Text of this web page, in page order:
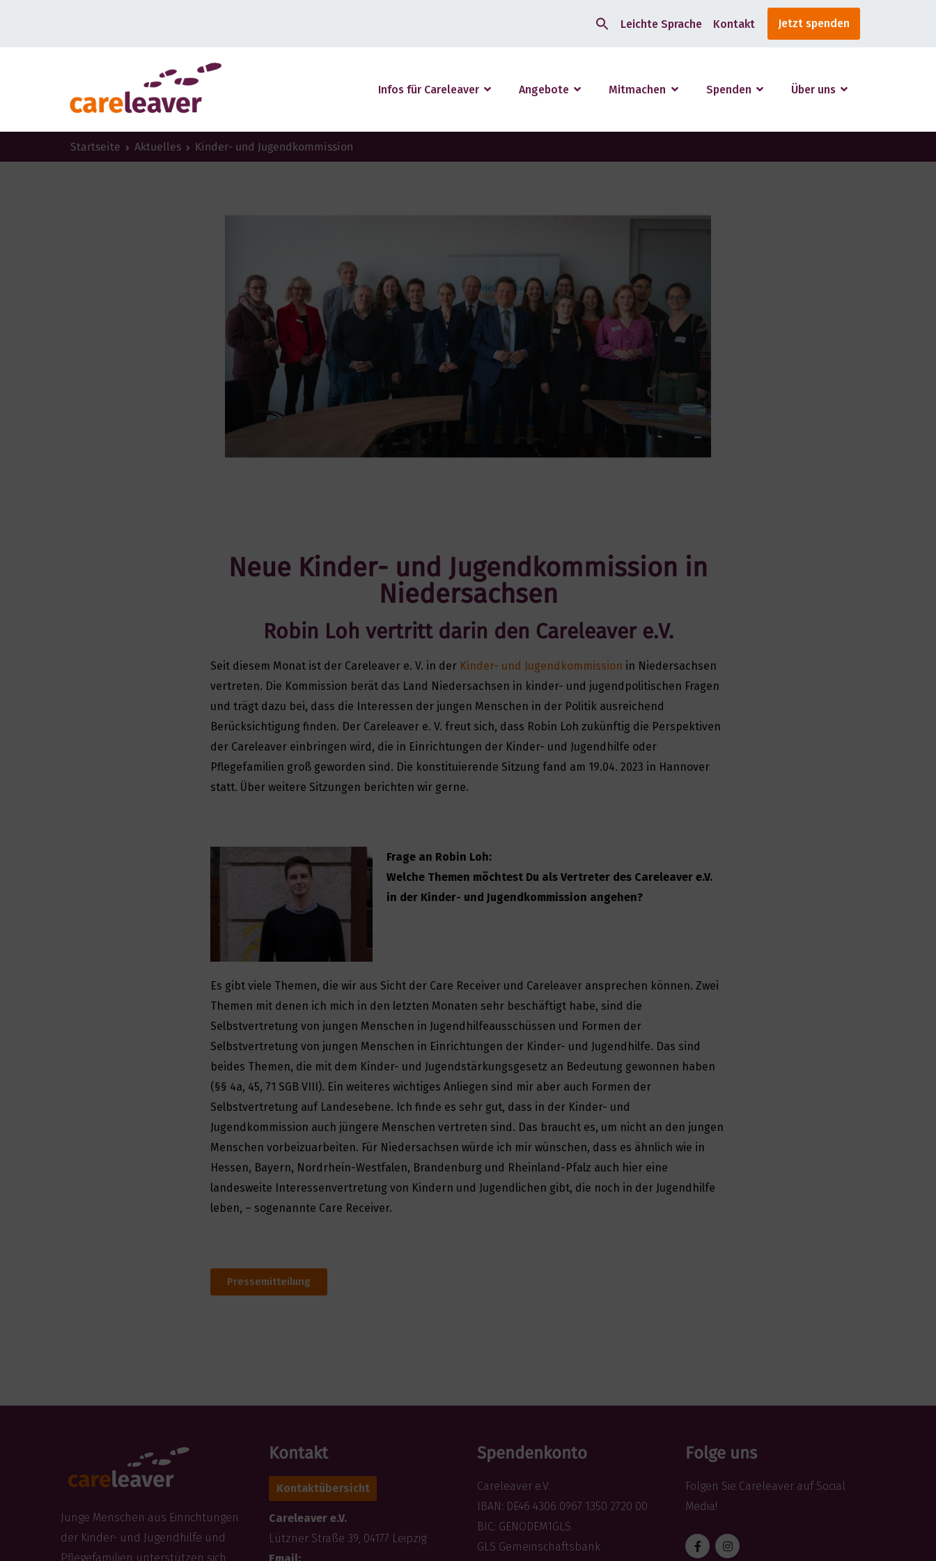
Search
for:
Leichte Sprache Kontakt Jetzt spenden
Infos für Careleaver Angebote Mitmachen Spenden Über uns
Startseite Aktuelles Kinder- und Jugendkommission
Neue Kinder- und Jugendkommission in
Niedersachsen
Robin Loh vertritt darin den Careleaver e.V.
Seit diesem Monat ist der Careleaver e. V. in der Kinder- und Jugendkommission in Niedersachsen
vertreten. Die Kommission berät das Land Niedersachsen in kinder- und jugendpolitischen Fragen
und trägt dazu bei, dass die Interessen der jungen Menschen in der Politik ausreichend
Berücksichtigung finden. Der Careleaver e. V. freut sich, dass Robin Loh zukünftig die Perspektiven
der Careleaver einbringen wird, die in Einrichtungen der Kinder- und Jugendhilfe oder
Pflegefamilien groß geworden sind. Die konstituierende Sitzung fand am 19.04. 2023 in Hannover
statt. Über weitere Sitzungen berichten wir gerne.
Frage an Robin Loh:
Welche Themen möchtest Du als Vertreter des Careleaver e.V.
in der Kinder- und Jugendkommission angehen?
Es gibt viele Themen, die wir aus Sicht der Care Receiver und Careleaver ansprechen können. Zwei
Themen mit denen ich mich in den letzten Monaten sehr beschäftigt habe, sind die
Selbstvertretung von jungen Menschen in Jugendhilfeausschüssen und Formen der
Selbstvertretung von jungen Menschen in Einrichtungen der Kinder- und Jugendhilfe. Das sind
beides Themen, die mit dem Kinder- und Jugendstärkungsgesetz an Bedeutung gewonnen haben
(§§ 4a, 45, 71 SGB VIII). Ein weiteres wichtiges Anliegen sind mir aber auch Formen der
Selbstvertretung auf Landesebene. Ich finde es sehr gut, dass in der Kinder- und
Jugendkommission auch jüngere Menschen vertreten sind. Das braucht es, um nicht an den jungen
Menschen vorbeizuarbeiten. Für Niedersachsen würde ich mir wünschen, dass es ähnlich wie in
Hessen, Bayern, Nordrhein-Westfalen, Brandenburg und Rheinland-Pfalz auch hier eine
landesweite Interessenvertretung von Kindern und Jugendlichen gibt, die noch in der Jugendhilfe
leben, – sogenannte Care Receiver.
Pressemitteilung
Junge Menschen aus Einrichtungen
der Kinder- und Jugendhilfe und
Pflegefamilien unterstützen sich
Kontakt
Kontaktübersicht
Careleaver e.V.
Lützner Straße 39, 04177 Leipzig
Spendenkonto
Careleaver e.V.
IBAN: DE46 4306 0967 1350 2720 00
BIC: GENODEM1GLS
GLS Gemeinschaftsbank
Folge uns
Folgen Sie Careleaver auf Social
Media!